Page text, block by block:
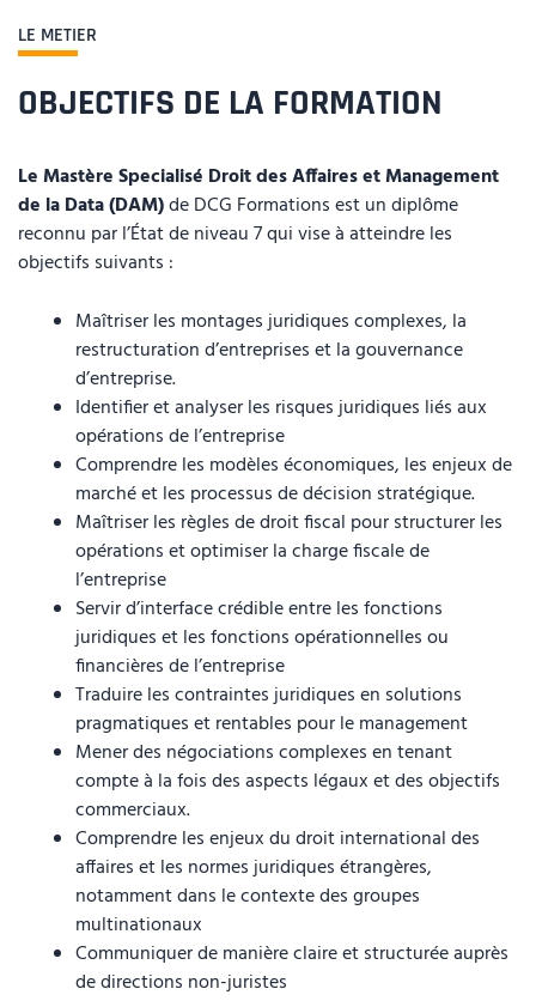
LE METIER
OBJECTIFS DE LA FORMATION
Le Mastère Specialisé Droit des Affaires et Management
de la Data (DAM)de DCG Formations est un diplôme
reconnu par l’État de niveau 7 qui vise à atteindre les
objectifs suivants :
Maîtriser les montages juridiques complexes, la
restructuration d’entreprises et la gouvernance
d’entreprise.
Identifier et analyser les risques juridiques liés aux
opérations de l’entreprise
Comprendre les modèles économiques, les enjeux de
marché et les processus de décision stratégique.
Maîtriser les règles de droit fiscal pour structurer les
opérations et optimiser la charge fiscale de
l’entreprise
Servir d’interface crédible entre les fonctions
juridiques et les fonctions opérationnelles ou
financières de l’entreprise
Traduire les contraintes juridiques en solutions
pragmatiques et rentables pour le management
Mener des négociations complexes en tenant
compte à la fois des aspects légaux et des objectifs
commerciaux.
Comprendre les enjeux du droit international des
affaires et les normes juridiques étrangères,
notamment dans le contexte des groupes
multinationaux
Communiquer de manière claire et structurée auprès
de directions non-juristes